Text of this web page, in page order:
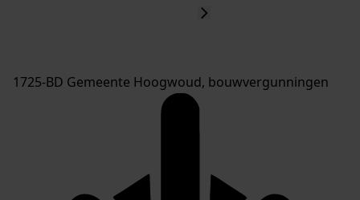
1725-BD Gemeente Hoogwoud, bouwvergunningen